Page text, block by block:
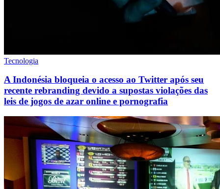
Tecnologia
A Indonésia bloqueia o acesso ao Twitter após seu
recente rebranding devido a supostas violações das
leis de jogos de azar online e pornografia